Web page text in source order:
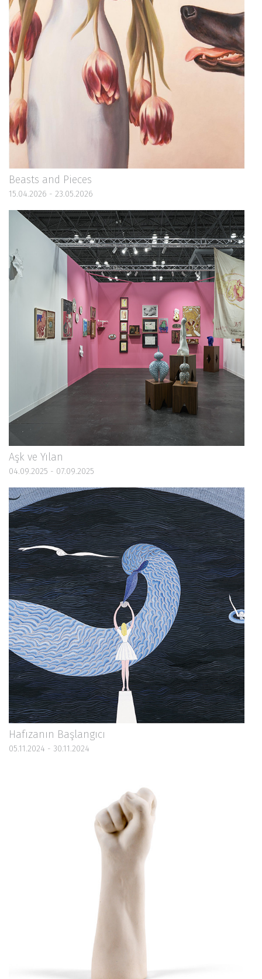
Beasts and Pieces
15.04.2026 - 23.05.2026
Aşk ve Yılan
04.09.2025 - 07.09.2025
Hafızanın Başlangıcı
05.11.2024 - 30.11.2024